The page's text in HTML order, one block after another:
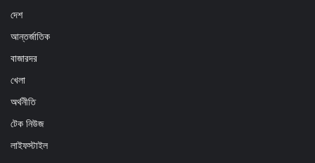
দেশ
আন্তর্জাতিক
বাজারদর
খেলা
অর্থনীতি
টেক নিউজ
লাইফস্টাইল